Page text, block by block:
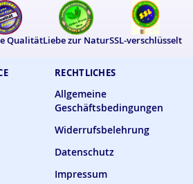
RECHTLICHES
Allgemeine
Geschäftsbedingungen
Widerrufsbelehrung
Datenschutz
Impressum
QualitätLiebe zur NaturSSL-verschlüsselt